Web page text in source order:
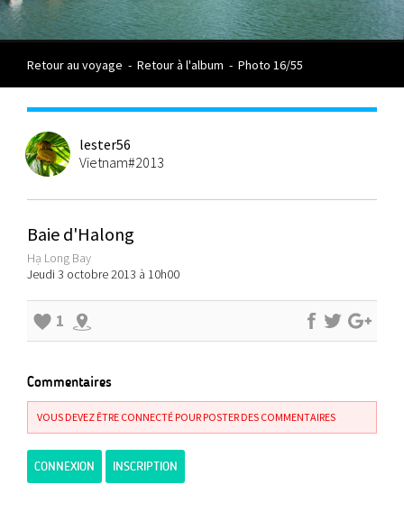
Retour au voyage - Retour à l'album - Photo 16/55
lester56
Vietnam#2013
Baie d'Halong
Hạ Long Bay
Jeudi 3 octobre 2013 à 10h00
1
Commentaires
VOUS DEVEZ ÊTRE CONNECTÉ POUR POSTER DES COMMENTAIRES
CONNEXION INSCRIPTION